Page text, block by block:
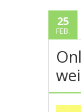
25
FEB.